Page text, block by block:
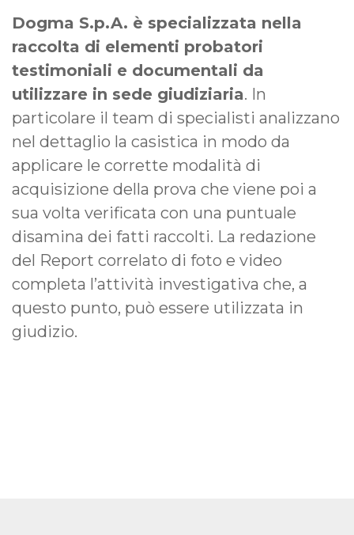
Dogma S.p.A. è specializzata nella
raccolta di elementi probatori
testimoniali e documentali da
utilizzare in sede giudiziaria. In
particolare il team di specialisti analizzano
nel dettaglio la casistica in modo da
applicare le corrette modalità di
acquisizione della prova che viene poi a
sua volta verificata con una puntuale
disamina dei fatti raccolti. La redazione
del Report correlato di foto e video
completa l’attività investigativa che, a
questo punto, può essere utilizzata in
giudizio.